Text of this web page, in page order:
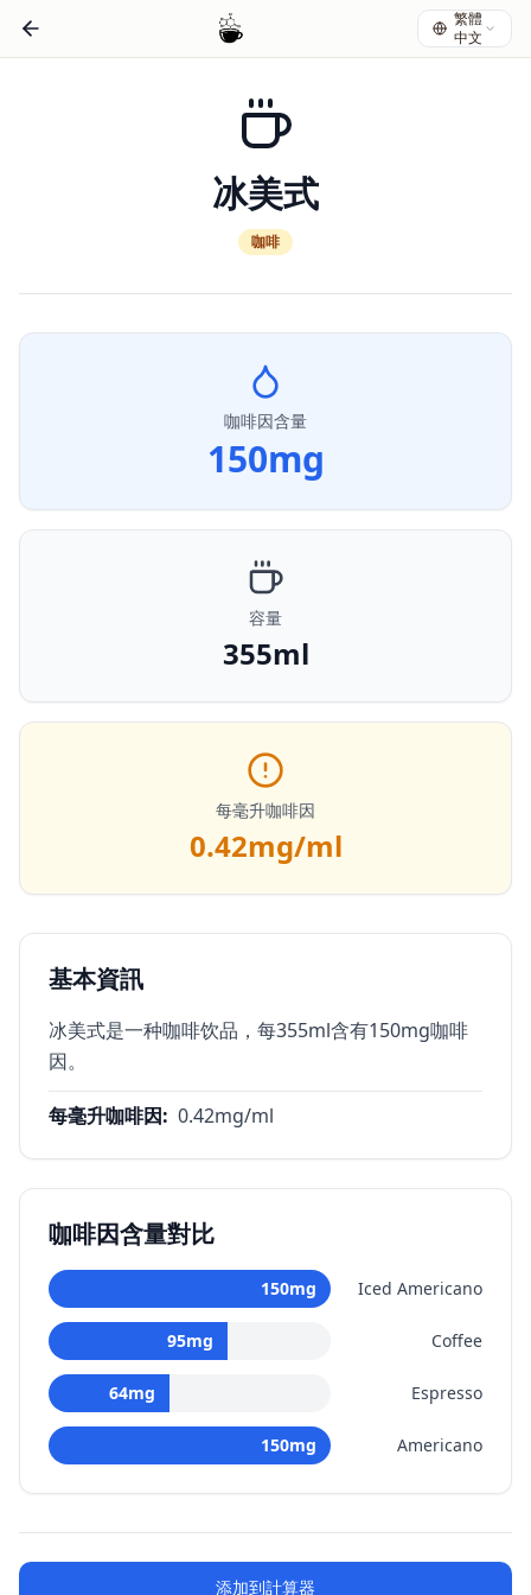
繁體
中文
冰美式
咖啡
咖啡因含量
150mg
容量
355ml
每毫升咖啡因
0.42mg/ml
基本資訊
冰美式是一种咖啡饮品，每355ml含有150mg咖啡
因。
每毫升咖啡因: 0.42mg/ml
咖啡因含量對比
150mg Iced Americano
95mg Coffee
64mg Espresso
150mg Americano
添加到計算器